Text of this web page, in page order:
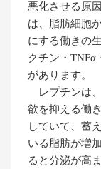
悪化させる原
は、脂肪細胞
にする働きの
クチン・TNFα
があります。
レプチンは
欲を抑える働
していて、蓄
いる脂肪が増
ると分泌が高